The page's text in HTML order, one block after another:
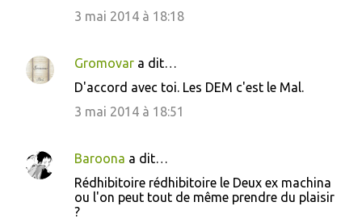
3 mai 2014 à 18:18
Gromovar a dit…
D'accord avec toi. Les DEM c'est le Mal.
3 mai 2014 à 18:51
Baroona a dit…
Rédhibitoire rédhibitoire le Deux ex machina
ou l'on peut tout de même prendre du plaisir
?